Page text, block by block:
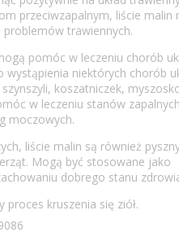
przeciwzapalnym, liście malin
trawiennych.
pomóc w leczeniu chorób
niektórych chorób
koszatniczek,
w leczeniu stanów
moczowych.
liście malin są również
Mogą być stosowane jako
dobrego stanu
proces kruszenia się ziół.